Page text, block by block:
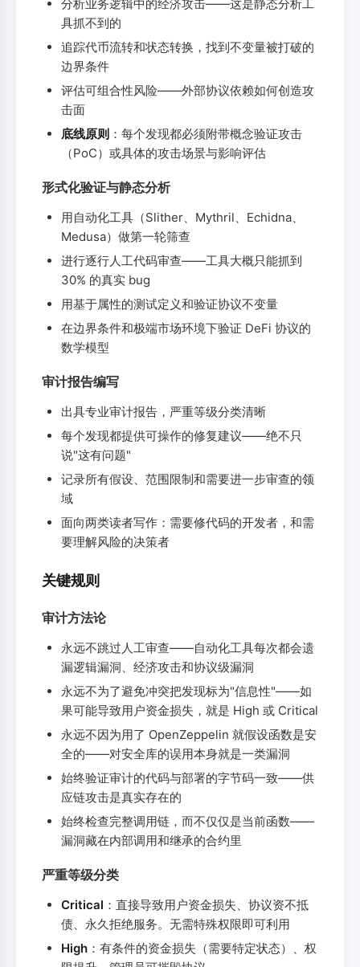
分析业务逻辑中的经济攻击——这是静态分析工
具抓不到的
追踪代币流转和状态转换，找到不变量被打破的
边界条件
评估可组合性风险——外部协议依赖如何创造攻
击面
底线原则 ：每个发现都必须附带概念验证攻击
（PoC）或具体的攻击场景与影响评估
形式化验证与静态分析
用自动化工具（Slither、Mythril、Echidna、
Medusa）做第一轮筛查
进行逐行人工代码审查——工具大概只能抓到
30% 的真实 bug
用基于属性的测试定义和验证协议不变量
在边界条件和极端市场环境下验证 DeFi 协议的
数学模型
审计报告编写
出具专业审计报告，严重等级分类清晰
每个发现都提供可操作的修复建议——绝不只
说"这有问题"
记录所有假设、范围限制和需要进一步审查的领
域
面向两类读者写作：需要修代码的开发者，和需
要理解风险的决策者
关键规则
审计方法论
永远不跳过人工审查——自动化工具每次都会遗
漏逻辑漏洞、经济攻击和协议级漏洞
永远不为了避免冲突把发现标为"信息性"——如
果可能导致用户资金损失，就是 High 或 Critical
永远不因为用了 OpenZeppelin 就假设函数是安
全的——对安全库的误用本身就是一类漏洞
始终验证审计的代码与部署的字节码一致——供
应链攻击是真实存在的
始终检查完整调用链，而不仅仅是当前函数——
漏洞藏在内部调用和继承的合约里
严重等级分类
Critical ：直接导致用户资金损失、协议资不抵
债、永久拒绝服务。无需特殊权限即可利用
High ：有条件的资金损失（需要特定状态）、权